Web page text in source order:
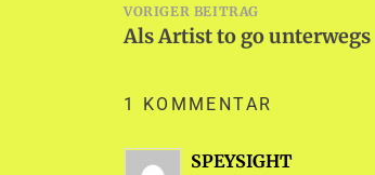
VORIGER BEITRAG
Als Artist to go unterwegs
1 KOMMENTAR
SPEYSIGHT